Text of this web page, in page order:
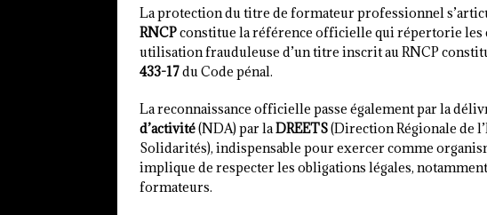
La protection du titre de formateur professionnel
RNCPconstitue la référence officielle qui répertorie les
utilisation frauduleuse d’un titre inscrit au RNCP
433-17du Code pénal.
La reconnaissance officielle passe également par la
d’activité(NDA) par laDREETS(Direction Régionale de
Solidarités), indispensable pour exercer comme
implique de respecter les obligations légales,
formateurs.